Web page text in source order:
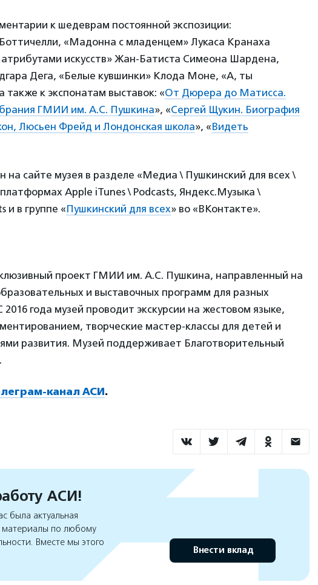
к шедеврам постоянной экспозиции:
«Мадонна с младенцем» Лукаса Кранаха
искусств» Жан-Батиста Симеона Шардена,
Дега, «Белые кувшинки» Клода Моне, «А, ты
также к экспонатам выставок: «От Дюрера до Матисса.
ГМИИ им. А.С. Пушкина», «Сергей Щукин. Биография
Люсьен Фрейд и Лондонская школа», «Видеть
на сайте музея в разделе «Медиа \ Пушкинский для всех \
Apple iTunes \ Podcasts, Яндекс.Музыка \
и в группе «Пушкинский для всех» во «ВКонтакте».
проект ГМИИ им. А.С. Пушкина, направленный на
и выставочных программ для разных
года музей проводит экскурсии на жестовом языке,
творческие мастер-классы для детей и
развития. Музей поддерживает Благотворительный
канал АСИ.
АСИ!
была актуальная
по любому
Вместе мы этого
Внести вклад